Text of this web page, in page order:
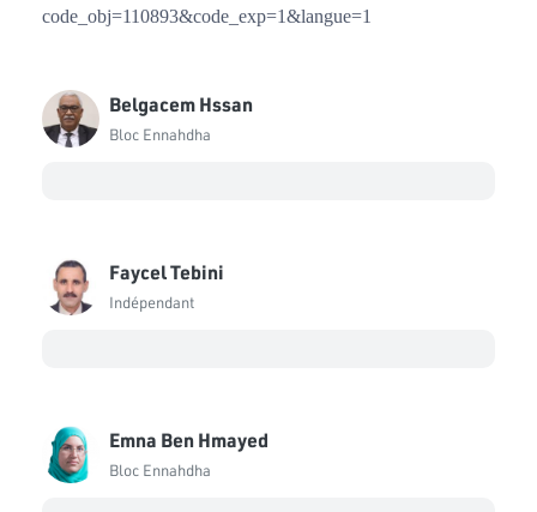
Zied Laadhari
Bloc Ennahdha
Bloc Ennahdha
Aroua Ben Abbas
Hassouna Nasfi
code_obj=110893&code_exp=1&langue=1
Belgacem Hssan
Bloc Ennahdha
Faycel Tebini
Indépendant
Emna Ben Hmayed
Bloc Ennahdha